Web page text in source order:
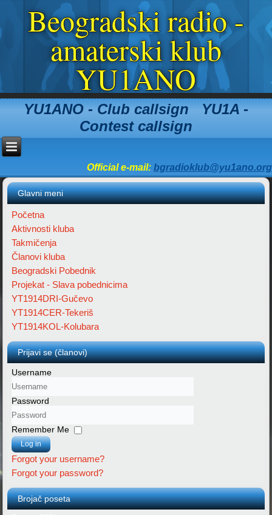
Beogradski radio -
amaterski klub
YU1ANO
YU1ANO - Club callsign YU1A -
Contest callsign
Official e-mail: bgradioklub@yu1ano.org
Glavni meni
Početna
Aktivnosti kluba
Takmičenja
Članovi kluba
Beogradski Pobednik
Projekat - Slava pobednicima
YT1914DRI-Gučevo
YT1914CER-Tekeriš
YT1914KOL-Kolubara
Prijavi se (članovi)
Username
Password
Remember Me
Log in
Forgot your username?
Forgot your password?
Brojač poseta